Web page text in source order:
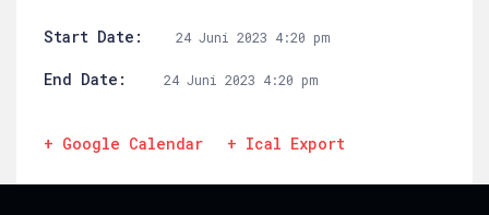
Start Date: 24 Juni 2023 4:20 pm
End Date: 24 Juni 2023 4:20 pm
+ Google Calendar + Ical Export